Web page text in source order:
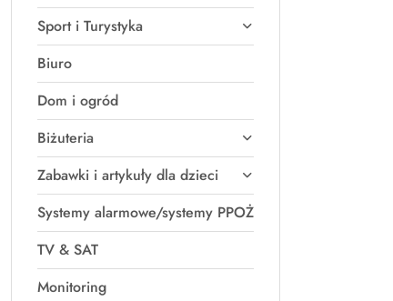
Sport i Turystyka
Biuro
Dom i ogród
Biżuteria
Zabawki i artykuły dla dzieci
Systemy alarmowe/systemy PPOŻ
TV & SAT
Monitoring